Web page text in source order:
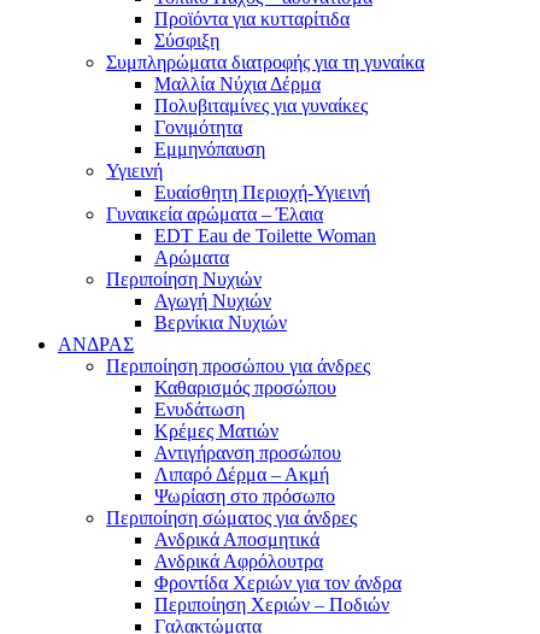
Προϊόντα για κυτταρίτιδα
Σύσφιξη
Συμπληρώματα διατροφής για τη γυναίκα
Μαλλία Νύχια Δέρμα
Πολυβιταμίνες για γυναίκες
Γονιμότητα
Εμμηνόπαυση
Υγιεινή
Ευαίσθητη Περιοχή-Υγιεινή
Γυναικεία αρώματα – Έλαια
EDT Eau de Toilette Woman
Αρώματα
Περιποίηση Νυχιών
Αγωγή Νυχιών
Βερνίκια Νυχιών
ΑΝΔΡΑΣ
Περιποίηση προσώπου για άνδρες
Καθαρισμός προσώπου
Ενυδάτωση
Κρέμες Ματιών
Αντιγήρανση προσώπου
Λιπαρό Δέρμα – Ακμή
Ψωρίαση στο πρόσωπο
Περιποίηση σώματος για άνδρες
Ανδρικά Αποσμητικά
Ανδρικά Αφρόλουτρα
Φροντίδα Χεριών για τον άνδρα
Περιποίηση Χεριών – Ποδιών
Γαλακτώματα